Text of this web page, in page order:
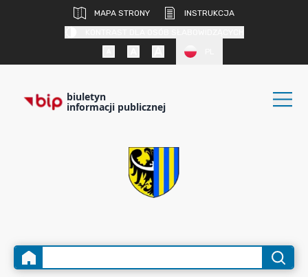
MAPA STRONY
INSTRUKCJA
biuletyn
informacji publicznej